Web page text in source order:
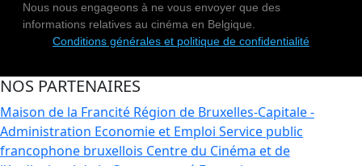
Nous nous engageons à ne vous envoyer que des
informations relatives au cinéma en Belgique.
Conditions générales et politique de confidentialité
NOS PARTENAIRES
Maison de la Francité Région de Bruxelles-Capitale -
Administration Economie et Emploi Service public
francophone bruxellois Centre du Cinéma et de